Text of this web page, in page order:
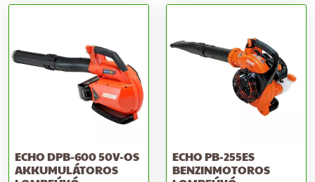
ECHO DPB-600 50V-OS
AKKUMULÁTOROS
ECHO PB-255ES
BENZINMOTOROS